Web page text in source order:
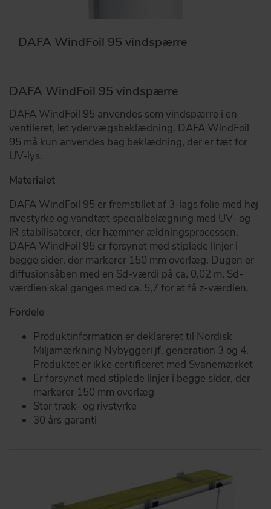
DAFA WindFoil 95 vindspærre
DAFA WindFoil 95 vindspærre
DAFA WindFoil 95 anvendes som vindspærre i en
ventileret, let ydervægsbeklædning. DAFA WindFoil
95 må kun anvendes bag beklædning, der er tæt for
UV-lys.
Materialet
DAFA WindFoil 95 er fremstillet af 3-lags folie med høj
rivestyrke og vandtæt specialbelægning med UV- og
IR stabilisatorer, der hæmmer ældningsprocessen.
DAFA WindFoil 95 er forsynet med stiplede linjer i
begge sider, der markerer 150 mm overlæg. Dugen er
diffusionsåben med en Sd-værdi på ca. 0,02 m. Sd-
værdien skal ganges med ca. 5,7 for at få z-værdien.
Fordele
Produktinformation er deklareret til Nordisk
Miljømærkning Nybyggeri jf. generation 3 og 4.
Produktet er ikke certificeret med Svanemærket
Er forsynet med stiplede linjer i begge sider, der
markerer 150 mm overlæg
Stor træk- og rivstyrke
30 års garanti